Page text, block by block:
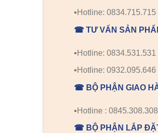
▪️Hotline: 0834.715.715
☎ TƯ VẤN SẢN
▪️Hotline: 0834.531.531
▪️Hotline: 0932.095.646
☎ BỘ PHẬN GIAO
▪️Hotline : 0845.308.308
☎ BỘ PHẬN LẮP